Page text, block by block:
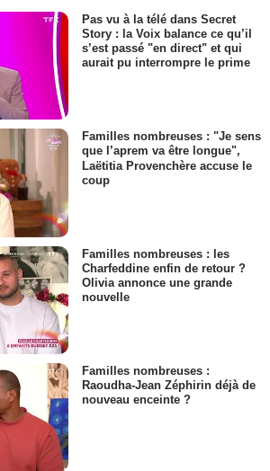
Pas vu à la télé dans Secret
Story : la Voix balance ce qu’il
s’est passé "en direct" et qui
aurait pu interrompre le prime
Familles nombreuses : "Je sens
que l’aprem va être longue",
Laëtitia Provenchère accuse le
coup
Familles nombreuses : les
Charfeddine enfin de retour ?
Olivia annonce une grande
nouvelle
Familles nombreuses :
Raoudha-Jean Zéphirin déjà de
nouveau enceinte ?